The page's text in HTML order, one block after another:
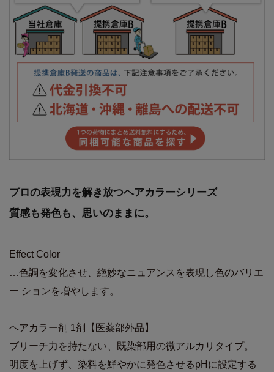
プロの表現力を解き放つヘアカラーシリーズ
質感も発色も、思いのままに。
Effect Color
…色調を変化させ、絶妙なニュアンスを表現し色のバリエ
ー ションを増やします。
ヘアカラー剤 1剤【医薬部外品】
ブリーチ力を持たない、既染部用の微アルカリタイプ。
明度を上げず、染料を鮮やかに発色させるpHに設定する